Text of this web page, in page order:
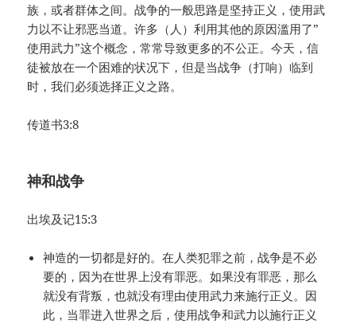
族，或者群体之间。战争的一般思路是坚持正义，使用武
力以不让邪恶当道。许多（人）利用其他的原因滥用了”
使用武力”这个概念，常常导致更多的不公正。今天，信
徒被放在一个困难的状况下，但是当战争（打响）临到
时，我们必须选择正义之路。
传道书3:8
神和战争
出埃及记15:3
神造的一切都是好的。在人类犯罪之前，战争是不必
要的，因为在世界上没有罪恶。如果没有罪恶，那么
就没有背叛，也就没有理由使用武力来施行正义。因
此，当罪进入世界之后，使用战争和武力以施行正义